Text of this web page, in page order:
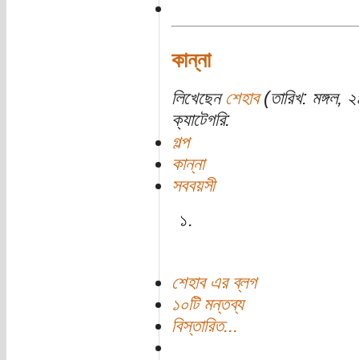
কান্না
লিখেছেন শেহাব(তারিখ: মঙ্গল,
ক্যাটেগরি:
গল্প
কান্না
সববয়সী
১.
শেহাব এর ব্লগ
১০টি মন্তব্য
বিস্তারিত...